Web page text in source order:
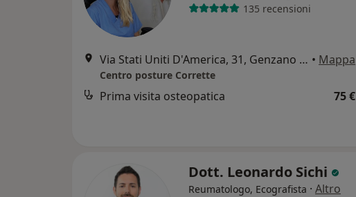
135 recensioni
Via Stati Uniti D'America, 31, Genzano di Roma • Mappa
Centro posture Corrette
Prima visita osteopatica 75 €
Dott. Leonardo Sichi
Reumatologo, Ecografista · Altro